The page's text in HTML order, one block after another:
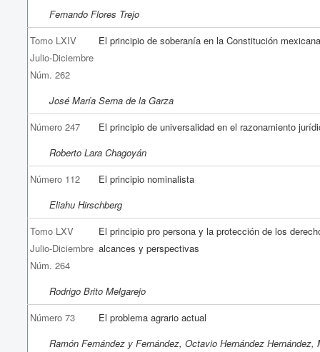
Fernando Flores Trejo
Tomo LXIV
Julio-Diciembre
Núm. 262
El principio de soberanía en la Constitución
José María Serna de la Garza
Número 247
El principio de universalidad en el razonamiento
Roberto Lara Chagoyán
Número 112
El principio nominalista
Eliahu Hirschberg
Tomo LXV
Julio-Diciembre
Núm. 264
El principio pro persona y la protección de los
alcances y perspectivas
Rodrigo Brito Melgarejo
Número 73
El problema agrario actual
Ramón Fernández y Fernández, Octavio Hernández Hernández,